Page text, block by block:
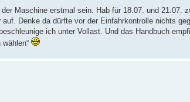
Maschine erstmal sein. Hab für 18.07. und 21.07.
Denke da dürfte vor der Einfahrkontrolle nichts
ich unter Vollast. Und das Handbuch